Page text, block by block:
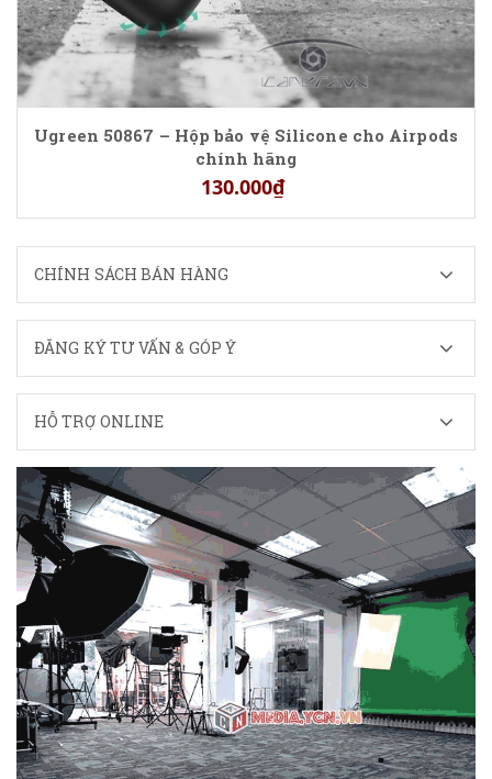
Ugreen 50867 – Hộp bảo vệ Silicone cho Airpods
chính hãng
130.000₫
CHÍNH SÁCH BÁN HÀNG
ĐĂNG KÝ TƯ VẤN & GÓP Ý
HỖ TRỢ ONLINE